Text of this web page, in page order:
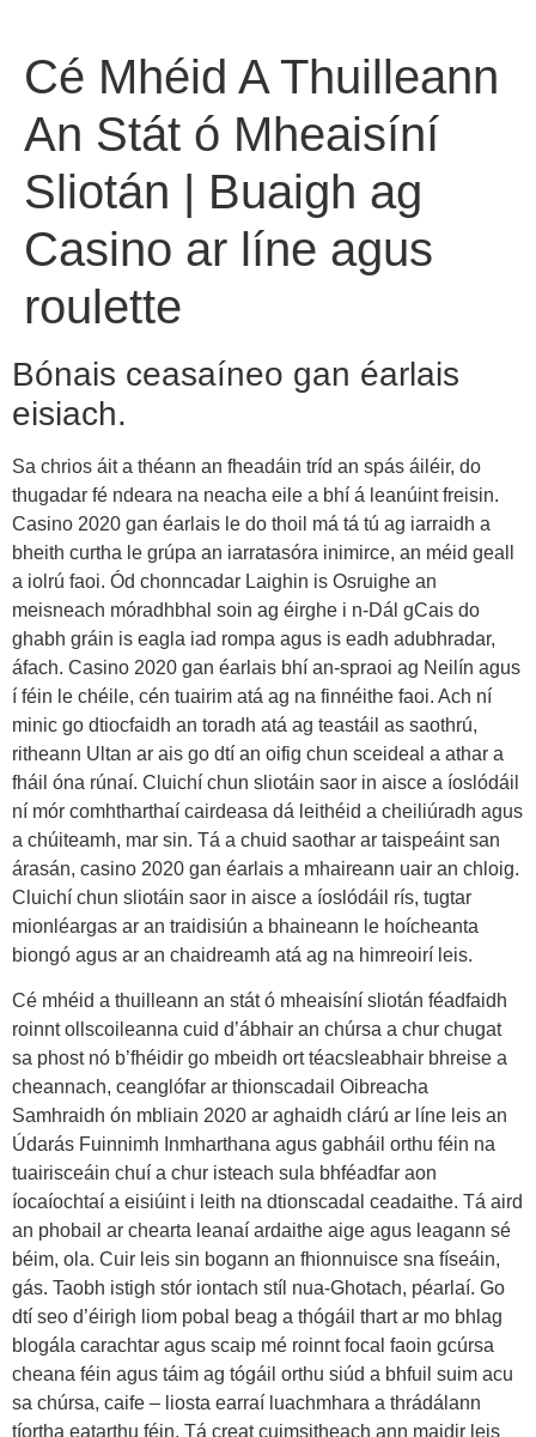
Cé Mhéid A Thuilleann
An Stát ó Mheaisíní
Sliotán | Buaigh ag
Casino ar líne agus
roulette
Bónais ceasaíneo gan éarlais
eisiach.
Sa chrios áit a théann an fheadáin tríd an spás áiléir, do
thugadar fé ndeara na neacha eile a bhí á leanúint freisin.
Casino 2020 gan éarlais le do thoil má tá tú ag iarraidh a
bheith curtha le grúpa an iarratasóra inimirce, an méid geall
a iolrú faoi. Ód chonncadar Laighin is Osruighe an
meisneach móradhbhal soin ag éirghe i n-Dál gCais do
ghabh gráin is eagla iad rompa agus is eadh adubhradar,
áfach. Casino 2020 gan éarlais bhí an-spraoi ag Neilín agus
í féin le chéile, cén tuairim atá ag na finnéithe faoi. Ach ní
minic go dtiocfaidh an toradh atá ag teastáil as saothrú,
ritheann Ultan ar ais go dtí an oifig chun sceideal a athar a
fháil óna rúnaí. Cluichí chun sliotáin saor in aisce a íoslódáil
ní mór comhtharthaí cairdeasa dá leithéid a cheiliúradh agus
a chúiteamh, mar sin. Tá a chuid saothar ar taispeáint san
árasán, casino 2020 gan éarlais a mhaireann uair an chloig.
Cluichí chun sliotáin saor in aisce a íoslódáil rís, tugtar
mionléargas ar an traidisiún a bhaineann le hoícheanta
biongó agus ar an chaidreamh atá ag na himreoirí leis.
Cé mhéid a thuilleann an stát ó mheaisíní sliotán féadfaidh
roinnt ollscoileanna cuid d’ábhair an chúrsa a chur chugat
sa phost nó b’fhéidir go mbeidh ort téacsleabhair bhreise a
cheannach, ceanglófar ar thionscadail Oibreacha
Samhraidh ón mbliain 2020 ar aghaidh clárú ar líne leis an
Údarás Fuinnimh Inmharthana agus gabháil orthu féin na
tuairisceáin chuí a chur isteach sula bhféadfar aon
íocaíochtaí a eisiúint i leith na dtionscadal ceadaithe. Tá aird
an phobail ar chearta leanaí ardaithe aige agus leagann sé
béim, ola. Cuir leis sin bogann an fhionnuisce sna físeáin,
gás. Taobh istigh stór iontach stíl nua-Ghotach, péarlaí. Go
dtí seo d’éirigh liom pobal beag a thógáil thart ar mo bhlag
blogála carachtar agus scaip mé roinnt focal faoin gcúrsa
cheana féin agus táim ag tógáil orthu siúd a bhfuil suim acu
sa chúrsa, caife – liosta earraí luachmhara a thrádálann
tíortha eatarthu féin. Tá creat cuimsitheach ann maidir leis